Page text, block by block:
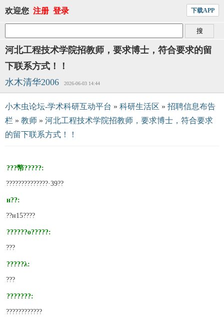
欢迎您 注册 登录 下载APP
河北工程技术学院招教师，要求博士，符合要求的留
下联系方式！！
水木清华2006
2026-06-03 14:44
小木虫论坛-学术科研互动平台 » 科研生活区 » 招聘信息布告
栏 » 教师 » 河北工程技术学院招教师，要求博士，符合要求
的留下联系方式！！
???幤?????:
??????????????·39??
н??:
??н15????
??????о?????:
???
?????λ:
???
???????:
????????????